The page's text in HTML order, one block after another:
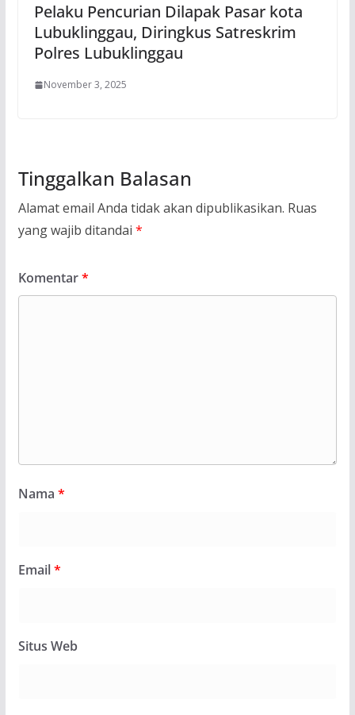
Pelaku Pencurian Dilapak Pasar kota
Lubuklinggau, Diringkus Satreskrim
Polres Lubuklinggau
November 3, 2025
Tinggalkan Balasan
Alamat email Anda tidak akan dipublikasikan. Ruas
yang wajib ditandai *
Komentar*
Nama *
Email*
Situs Web